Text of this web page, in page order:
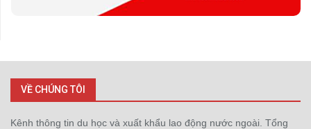
VỀ CHÚNG TÔI
Kênh thông tin du học và xuất khẩu lao động nước ngoài. Tổng